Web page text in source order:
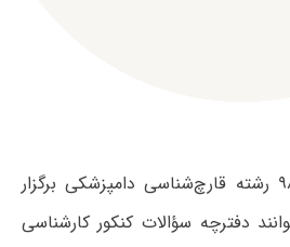
آزمون کارشناسی ارشد ۹۸ رشته قارچ‌شناسی دامپزشکی برگزار
دفترچه سؤالات کنکور کارشناسی